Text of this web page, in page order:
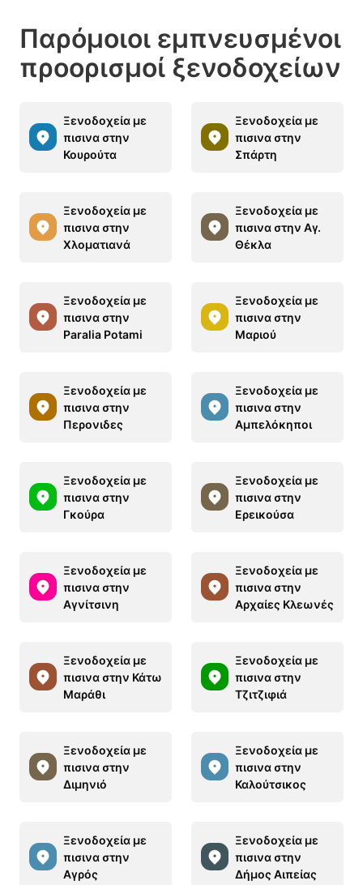
Παρόμοιοι εμπνευσμένοι
προορισμοί ξενοδοχείων
Ξενοδοχεία με
πισινα στην
Κουρούτα
Ξενοδοχεία με
πισινα στην
Σπάρτη
Ξενοδοχεία με
πισινα στην
Χλοματιανά
Ξενοδοχεία με
πισινα στην Αγ.
Θέκλα
Ξενοδοχεία με
πισινα στην
Paralia Potami
Ξενοδοχεία με
πισινα στην
Μαριού
Ξενοδοχεία με
πισινα στην
Περονιδες
Ξενοδοχεία με
πισινα στην
Αμπελόκηποι
Ξενοδοχεία με
πισινα στην
Γκούρα
Ξενοδοχεία με
πισινα στην
Ερεικούσα
Ξενοδοχεία με
πισινα στην
Αγνίτσινη
Ξενοδοχεία με
πισινα στην
Αρχαίες Κλεωνές
Ξενοδοχεία με
πισινα στην Κάτω
Μαράθι
Ξενοδοχεία με
πισινα στην
Τζιτζιφιά
Ξενοδοχεία με
πισινα στην
Διμηνιό
Ξενοδοχεία με
πισινα στην
Καλούτσικος
Ξενοδοχεία με
πισινα στην
Αγρός
Ξενοδοχεία με
πισινα στην
Δήμος Αιπείας